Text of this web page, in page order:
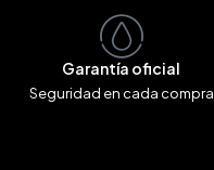
Garantía oficial
Seguridad en cada compra